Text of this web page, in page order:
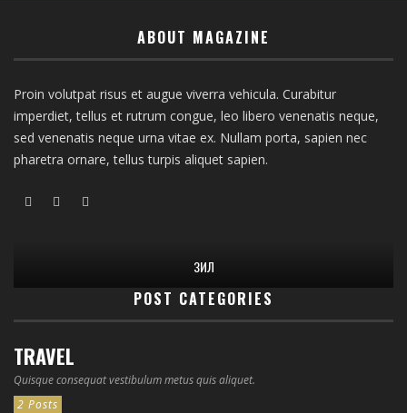
ABOUT MAGAZINE
Proin volutpat risus et augue viverra vehicula. Curabitur
imperdiet, tellus et rutrum congue, leo libero venenatis neque,
sed venenatis neque urna vitae ex. Nullam porta, sapien nec
pharetra ornare, tellus turpis aliquet sapien.
ЗИЛ
POST CATEGORIES
TRAVEL
Quisque consequat vestibulum metus quis aliquet.
2 Posts